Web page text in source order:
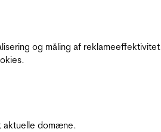
og måling af
aktuelle domæne.